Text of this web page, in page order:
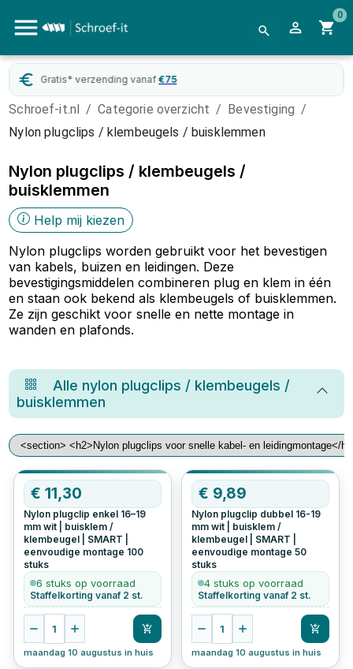
0
Gratis* verzending vanaf €75
Schroef-it.nl / Categorie overzicht / Bevestiging /
Nylon plugclips / klembeugels / buisklemmen
Nylon plugclips / klembeugels /
buisklemmen
Help mij kiezen
Nylon plugclips worden gebruikt voor het bevestigen
van kabels, buizen en leidingen. Deze
bevestigingsmiddelen combineren plug en klem in één
en staan ook bekend als klembeugels of buisklemmen.
Ze zijn geschikt voor snelle en nette montage in
wanden en plafonds.
Alle nylon plugclips / klembeugels /
buisklemmen
€11,30
Nylon plugclip enkel 16–19
mm wit | buisklem /
klembeugel | SMART |
eenvoudige montage 100
stuks
6 stuks op voorraad
Staffelkorting vanaf 2 st.
1
maandag 10 augustus in huis
€ 9,89
Nylon plugclip dubbel 16-19
mm wit | buisklem /
klembeugel | SMART |
eenvoudige montage 50
stuks
4 stuks op voorraad
Staffelkorting vanaf 2 st.
1
maandag 10 augustus in huis